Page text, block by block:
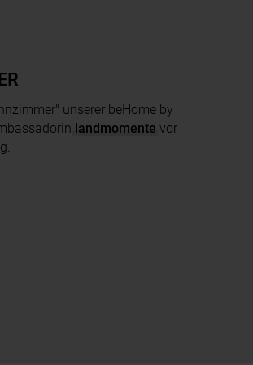
unserer beHome by
landmomente vor